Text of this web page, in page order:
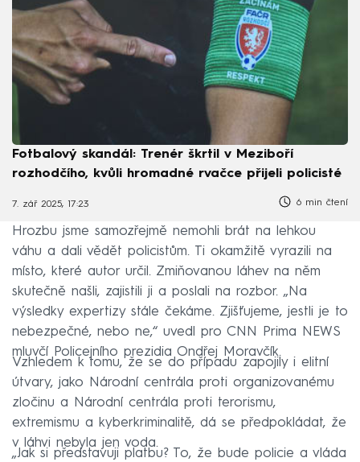
Fotbalový skandál: Trenér škrtil v Meziboří
rozhodčího, kvůli hromadné rvačce přijeli policisté
7. zář 2025, 17:23 6 min čtení
Hrozbu jsme samozřejmě nemohli brát na lehkou
váhu a dali vědět policistům. Ti okamžitě vyrazili na
místo, které autor určil. Zmiňovanou láhev na něm
skutečně našli, zajistili ji a poslali na rozbor. „Na
výsledky expertizy stále čekáme. Zjišťujeme, jestli je to
nebezpečné, nebo ne,“ uvedl pro CNN Prima NEWS
mluvčí Policejního prezidia Ondřej Moravčík.
Vzhledem k tomu, že se do případu zapojily i elitní
útvary, jako Národní centrála proti organizovanému
zločinu a Národní centrála proti terorismu,
extremismu a kyberkriminalitě, dá se předpokládat, že
v láhvi nebyla jen voda.
„Jak si představuji platbu? To, že bude policie a vláda